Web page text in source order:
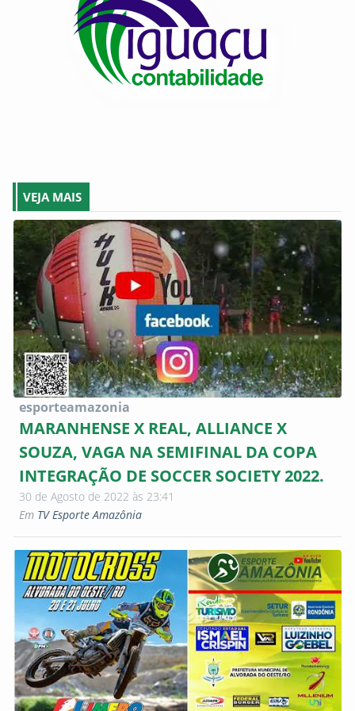
VEJA MAIS
esporteamazonia
MARANHENSE X REAL, ALLIANCE X
SOUZA, VAGA NA SEMIFINAL DA COPA
INTEGRAÇÃO DE SOCCER SOCIETY 2022.
30 de Agosto de 2022 às 23:41
Em TV Esporte Amazônia